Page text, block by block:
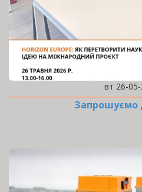
вт 26-
Запрошуємо